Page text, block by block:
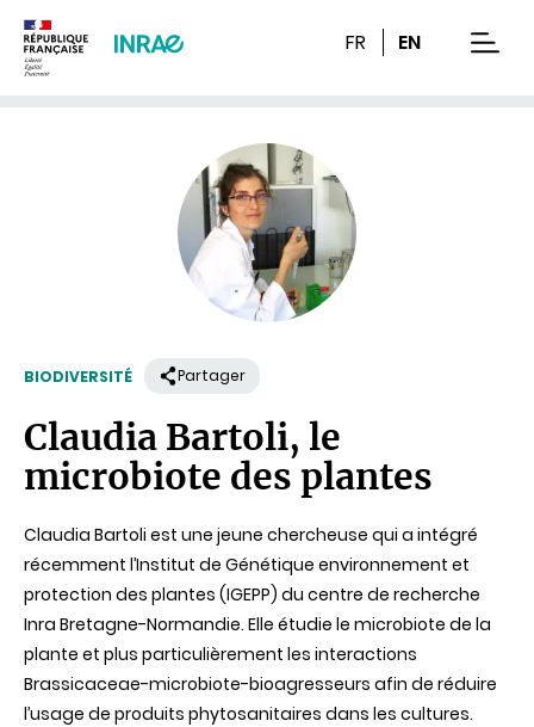
FR EN
BIODIVERSITÉ Partager
Claudia Bartoli, le
microbiote des plantes
Claudia Bartoli est une jeune chercheuse qui a intégré
récemment l’Institut de Génétique environnement et
protection des plantes (IGEPP) du centre de recherche
Inra Bretagne-Normandie. Elle étudie le microbiote de la
plante et plus particulièrement les interactions
Brassicaceae-microbiote-bioagresseurs afin de réduire
l’usage de produits phytosanitaires dans les cultures.